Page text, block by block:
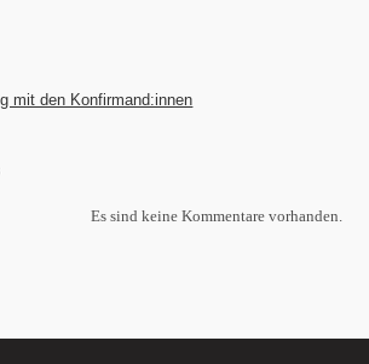
mit den Konfirmand:innen
Es sind keine Kommentare vorhanden.